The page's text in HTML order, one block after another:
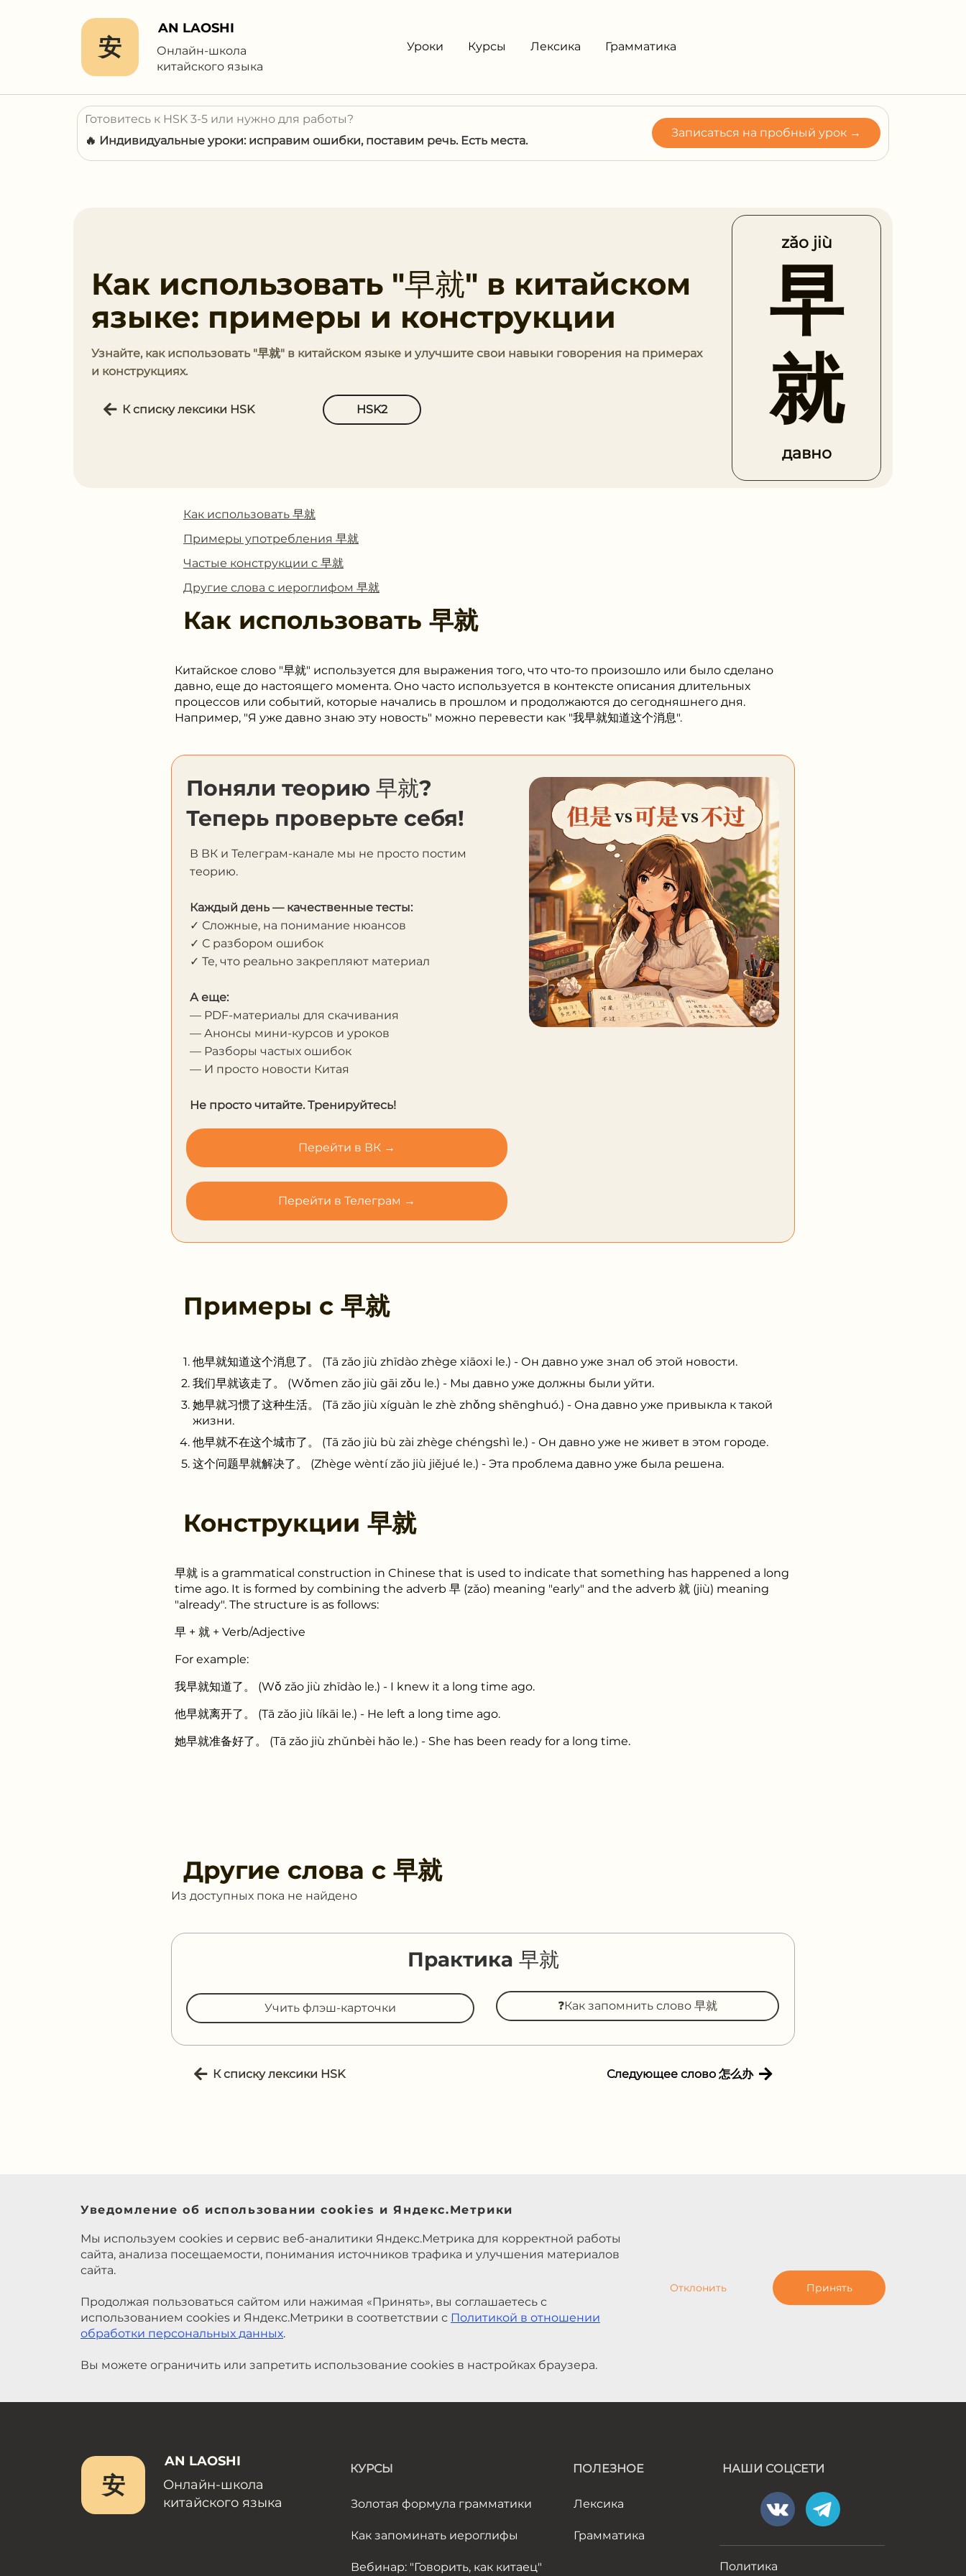
安
AN LAOSHI
Онлайн-школа
китайского языка
Уроки Курсы Лексика Грамматика
Готовитесь к HSK 3-5 или нужно для работы?
🔥 Индивидуальные уроки: исправим ошибки, поставим речь. Есть места.
Записаться на пробный урок →
Как использовать "早就" в китайском
языке: примеры и конструкции
Узнайте, как использовать "早就" в китайском языке и улучшите свои навыки говорения на примерах
и конструкциях.
К списку лексики HSK HSK2
zǎo jiù
早
就
давно
Как использовать 早就
Примеры употребления 早就
Частые конструкции с 早就
Другие слова с иероглифом 早就
Как использовать 早就
Китайское слово "早就" используется для выражения того, что что-то произошло или было сделано
давно, еще до настоящего момента. Оно часто используется в контексте описания длительных
процессов или событий, которые начались в прошлом и продолжаются до сегодняшнего дня.
Например, "Я уже давно знаю эту новость" можно перевести как "我早就知道这个消息".
Поняли теорию 早就?
Теперь проверьте себя!
В ВК и Телеграм-канале мы не просто постим
теорию.
Каждый день — качественные тесты:
✓ Сложные, на понимание нюансов
✓ С разбором ошибок
✓ Те, что реально закрепляют материал
А еще:
— PDF-материалы для скачивания
— Анонсы мини-курсов и уроков
— Разборы частых ошибок
— И просто новости Китая
Не просто читайте. Тренируйтесь!
Перейти в ВК →
Перейти в Телеграм →
Примеры с 早就
他早就知道这个消息了。 (Tā zǎo jiù zhīdào zhège xiāoxi le.) - Он давно уже знал об этой новости.
我们早就该走了。 (Wǒmen zǎo jiù gāi zǒu le.) - Мы давно уже должны были уйти.
她早就习惯了这种生活。 (Tā zǎo jiù xíguàn le zhè zhǒng shēnghuó.) - Она давно уже привыкла к такой
жизни.
他早就不在这个城市了。 (Tā zǎo jiù bù zài zhège chéngshì le.) - Он давно уже не живет в этом городе.
这个问题早就解决了。 (Zhège wèntí zǎo jiù jiějué le.) - Эта проблема давно уже была решена.
Конструкции 早就
早就 is a grammatical construction in Chinese that is used to indicate that something has happened a long
time ago. It is formed by combining the adverb 早 (zǎo) meaning "early" and the adverb 就 (jiù) meaning
"already". The structure is as follows:
早 + 就 + Verb/Adjective
For example:
我早就知道了。 (Wǒ zǎo jiù zhīdào le.) - I knew it a long time ago.
他早就离开了。 (Tā zǎo jiù líkāi le.) - He left a long time ago.
她早就准备好了。 (Tā zǎo jiù zhǔnbèi hǎo le.) - She has been ready for a long time.
Другие слова с 早就
Из доступных пока не найдено
Практика 早就
Учить флэш-карточки ❓Как запомнить слово 早就
К списку лексики HSK Следующее слово 怎么办
Уведомление об использовании cookies и Яндекс.Метрики
Мы используем cookies и сервис веб-аналитики Яндекс.Метрика для корректной работы
сайта, анализа посещаемости, понимания источников трафика и улучшения материалов
сайта.
Продолжая пользоваться сайтом или нажимая «Принять», вы соглашаетесь с
использованием cookies и Яндекс.Метрики в соответствии с Политикой в отношении
обработки персональных данных.
Вы можете ограничить или запретить использование cookies в настройках браузера.
Отклонить Принять
安
AN LAOSHI
Онлайн-школа
китайского языка
КУРСЫ
Золотая формула грамматики
Как запоминать иероглифы
Вебинар: "Говорить, как китаец"
ПОЛЕЗНОЕ
Лексика
Грамматика
НАШИ СОЦСЕТИ
Политика